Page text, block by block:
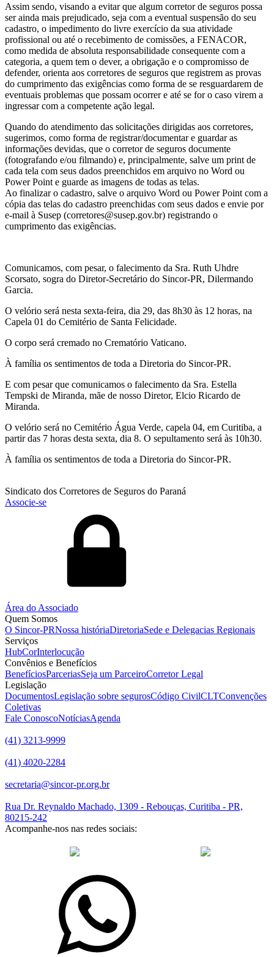
Assim sendo, visando a evitar que algum corretor de seguros possa
ser ainda mais prejudicado, seja com a eventual suspensão do seu
cadastro, o impedimento do livre exercício da sua atividade
profissional ou até o recebimento de comissões, a FENACOR,
como medida de absoluta responsabilidade consequente com a
categoria, a quem tem o dever, a obrigação e o compromisso de
defender, orienta aos corretores de seguros que registrem as provas
do cumprimento das exigências como forma de se resguardarem de
eventuais problemas que possam ocorrer e até se for o caso virem a
ingressar com a competente ação legal.
Quando do atendimento das solicitações dirigidas aos corretores,
sugerimos, como forma de registrar/documentar e guardar as
informações devidas, que o corretor de seguros documente
(fotografando e/ou filmando) e, principalmente, salve um print de
cada tela com seus dados preenchidos em arquivo no Word ou
Power Point e guarde as imagens de todas as telas.
Ao finalizar o cadastro, salve o arquivo Word ou Power Point com a
cópia das telas do cadastro preenchidas com seus dados e envie por
e-mail à Susep (corretores@susep.gov.br) registrando o
cumprimento das exigências.
Comunicamos, com pesar, o falecimento da Sra. Ruth Uhdre
Scorsato, sogra do Diretor-Secretário do Sincor-PR, Dilermando
Garcia.
O velório será nesta sexta-feira, dia 29, das 8h30 às 12 horas, na
Capela 01 do Cemitério de Santa Felicidade.
O corpo será cremado no Crematório Vaticano.
À família os sentimentos de toda a Diretoria do Sincor-PR.
E com pesar que comunicamos o falecimento da Sra. Estella
Tempski de Miranda, mãe de nosso Diretor, Elcio Ricardo de
Miranda.
O velório será no Cemitério Água Verde, capela 04, em Curitiba, a
partir das 7 horas desta sexta, dia 8. O sepultamento será às 10h30.
À família os sentimentos de toda a Diretoria do Sincor-PR.
Sindicato dos Corretores de Seguros do Paraná
Associe-se
Área do Associado
Quem Somos
O Sincor-PRNossa históriaDiretoriaSede e Delegacias Regionais
Serviços
HubCorInterlocução
Convênios e Benefícios
BenefíciosParceriasSeja um ParceiroCorretor Legal
Legislação
DocumentosLegislação sobre segurosCódigo CivilCLTConvenções
Coletivas
Fale ConoscoNotíciasAgenda
(41) 3213-9999
(41) 4020-2284
secretaria@sincor-pr.org.br
Rua Dr. Reynaldo Machado, 1309 - Rebouças, Curitiba - PR,
80215-242
Acompanhe-nos nas redes sociais: